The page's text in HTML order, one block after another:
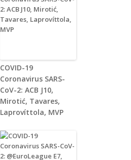
COVID-19
Coronavirus SARS-
CoV-2: ACB J10,
Mirotić, Tavares,
Laprovíttola, MVP